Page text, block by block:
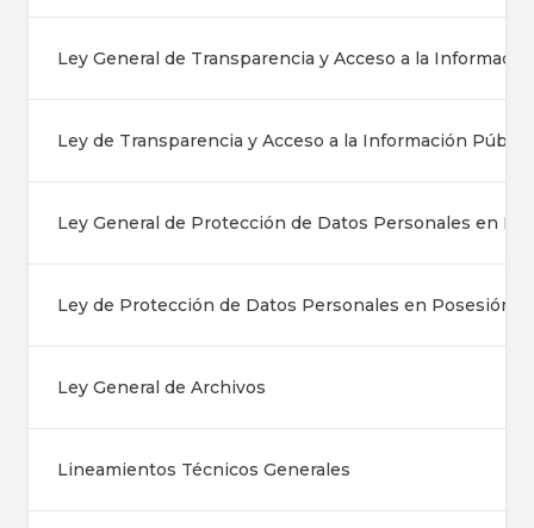
Ley General de Transparencia y Acceso a la
Ley de Transparencia y Acceso a la Información
Ley General de Protección de Datos Personales en
Ley de Protección de Datos Personales en Posesión
Ley General de Archivos
Lineamientos Técnicos Generales